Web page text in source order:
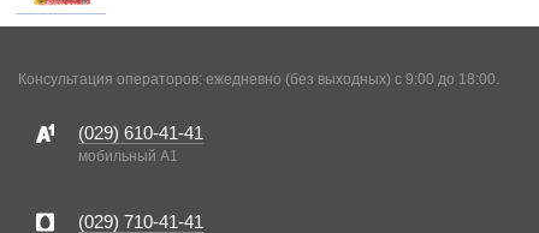
Консультация операторов: ежедневно (без выходных) с 9:00 до 18:00.
(029) 610-41-41
мобильный A1
(029) 710-41-41